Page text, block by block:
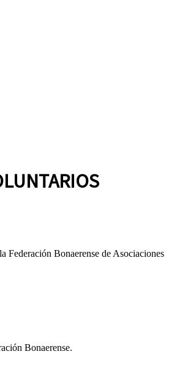
Federación Bonaerense de Asociaciones
Bonaerense.